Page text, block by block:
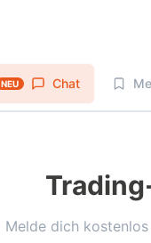
NEU Chat
Melde dich